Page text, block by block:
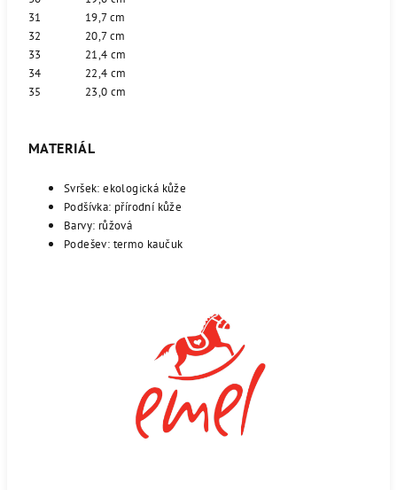
31
19,7 cm
32
20,7 cm
33
21,4 cm
34
22,4 cm
35
23,0 cm
MATERIÁL
Svršek: ekologická kůže
Podšívka: přírodní kůže
Barvy: růžová
Podešev: termo kaučuk